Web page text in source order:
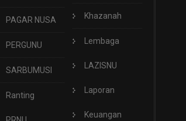
PAGAR NUSA
PERGUNU
SARBUMUSI
Ranting
Khazanah
Lembaga
LAZISNU
Laporan
Keuangan